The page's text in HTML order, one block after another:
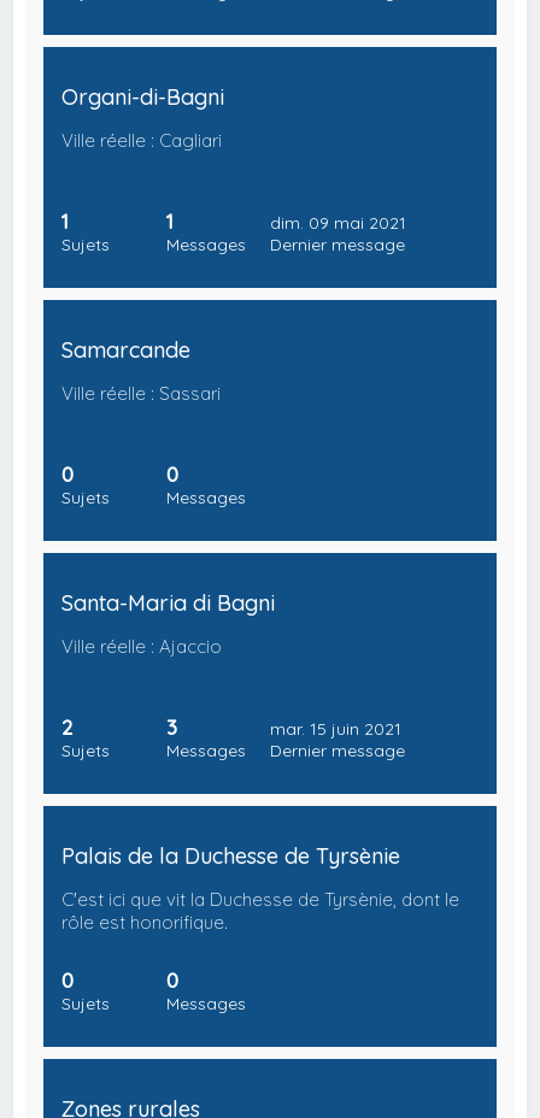
Organi-di-Bagni
Ville réelle : Cagliari
1
Sujets
1
Messages
dim. 09 mai 2021
Dernier message
Samarcande
Ville réelle : Sassari
0
Sujets
0
Messages
Santa-Maria di Bagni
Ville réelle : Ajaccio
2
Sujets
3
Messages
mar. 15 juin 2021
Dernier message
Palais de la Duchesse de Tyrsènie
C'est ici que vit la Duchesse de Tyrsènie, dont le
rôle est honorifique.
0
Sujets
0
Messages
Zones rurales